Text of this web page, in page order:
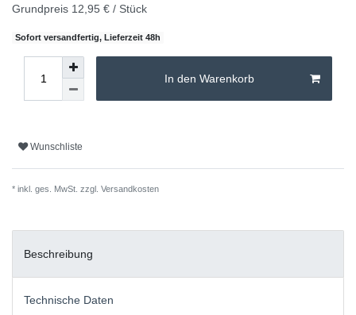
Grundpreis 12,95 € / Stück
Sofort versandfertig, Lieferzeit 48h
In den Warenkorb
Wunschliste
* inkl. ges. MwSt. zzgl. Versandkosten
Beschreibung
Technische Daten